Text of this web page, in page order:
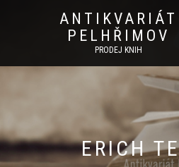
ANTIKVARIÁT
PELHŘIMOV
PRODEJ KNIH
ERICH